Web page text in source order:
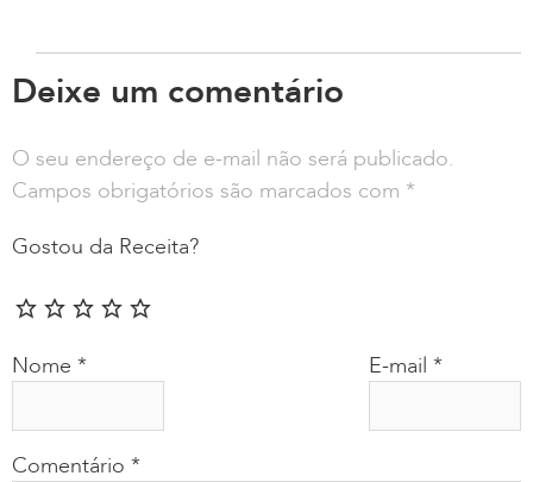
Deixe um comentário
O seu endereço de e-mail não será publicado.
Campos obrigatórios são marcados com *
Gostou da Receita?
Comentário *
Nome * E-mail *